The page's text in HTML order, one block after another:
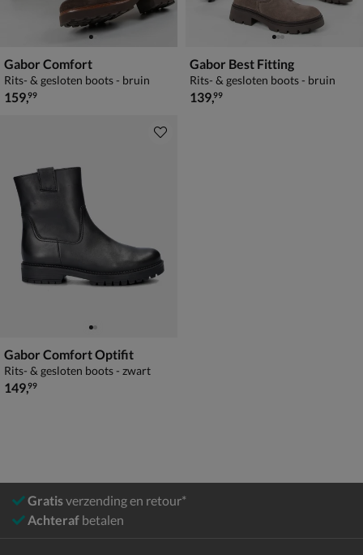
Gabor Comfort
Rits- & gesloten boots - bruin
€ 159,99
159,99
Gabor Best Fitting
Rits- & gesloten boots - bruin
€ 139,99
139,99
Gabor Comfort Optifit
Rits- & gesloten boots - zwart
€ 149,99
149,99
Gratisverzending en retour*
Achteraf betalen